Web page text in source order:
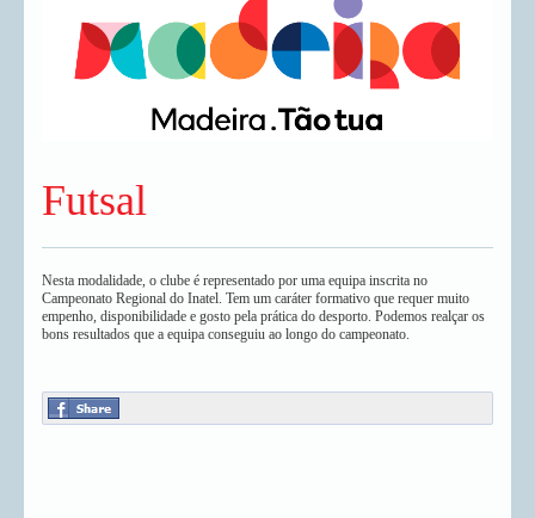
Futsal
Nesta modalidade, o clube é representado por uma equipa inscrita no
Campeonato Regional do Inatel. Tem um caráter formativo que requer muito
empenho, disponibilidade e gosto pela prática do desporto. Podemos realçar os
bons resultados que a equipa conseguiu ao longo do campeonato.